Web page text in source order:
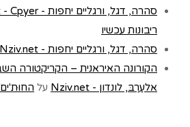
סהרה, דגל, ורגליים יחפות - Nziv.net - Cpyer חדשות
ריבונות עכשיו
סהרה, דגל, ורגליים יחפות - Nziv.net
הקורונה האיראנית – הקריקטורה
אלעַרַבּ, לונדון - Nziv.net
על